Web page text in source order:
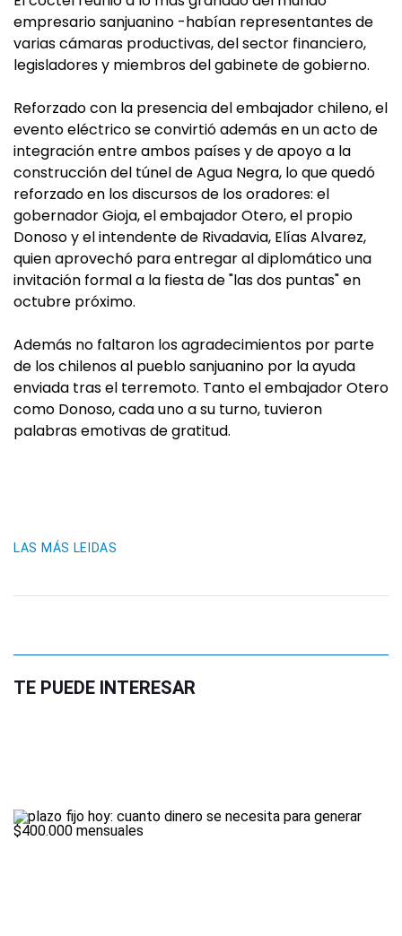
empresario sanjuanino -habían representantes de
varias cámaras productivas, del sector financiero,
legisladores y miembros del gabinete de gobierno.
Reforzado con la presencia del embajador chileno, el
evento eléctrico se convirtió además en un acto de
integración entre ambos países y de apoyo a la
construcción del túnel de Agua Negra, lo que quedó
reforzado en los discursos de los oradores: el
gobernador Gioja, el embajador Otero, el propio
Donoso y el intendente de Rivadavia, Elías Alvarez,
quien aprovechó para entregar al diplomático una
invitación formal a la fiesta de "las dos puntas" en
octubre próximo.
Además no faltaron los agradecimientos por parte
de los chilenos al pueblo sanjuanino por la ayuda
enviada tras el terremoto. Tanto el embajador Otero
como Donoso, cada uno a su turno, tuvieron
palabras emotivas de gratitud.
LAS MÁS LEIDAS
TE PUEDE INTERESAR